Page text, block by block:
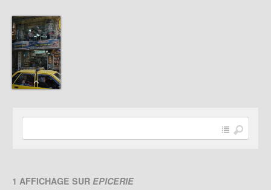
1 AFFICHAGE SUR EPICERIE